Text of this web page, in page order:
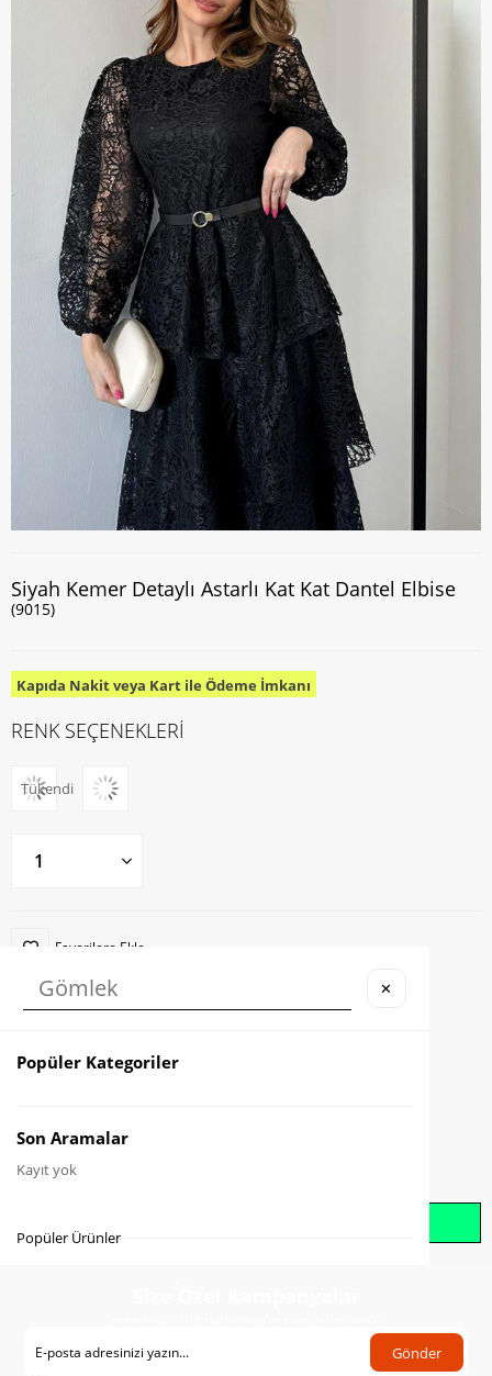
Siyah Kemer Detaylı Astarlı Kat Kat Dantel Elbise
(9015)
Kapıda Nakit veya Kart ile Ödeme İmkanı
RENK SEÇENEKLERİ
Tükendi
Favorilere Ekle
Karşılaştır
Gelince Haber Ver
Gönder
✕
Popüler Kategoriler
Son Aramalar
Kayıt yok
Popüler Ürünler